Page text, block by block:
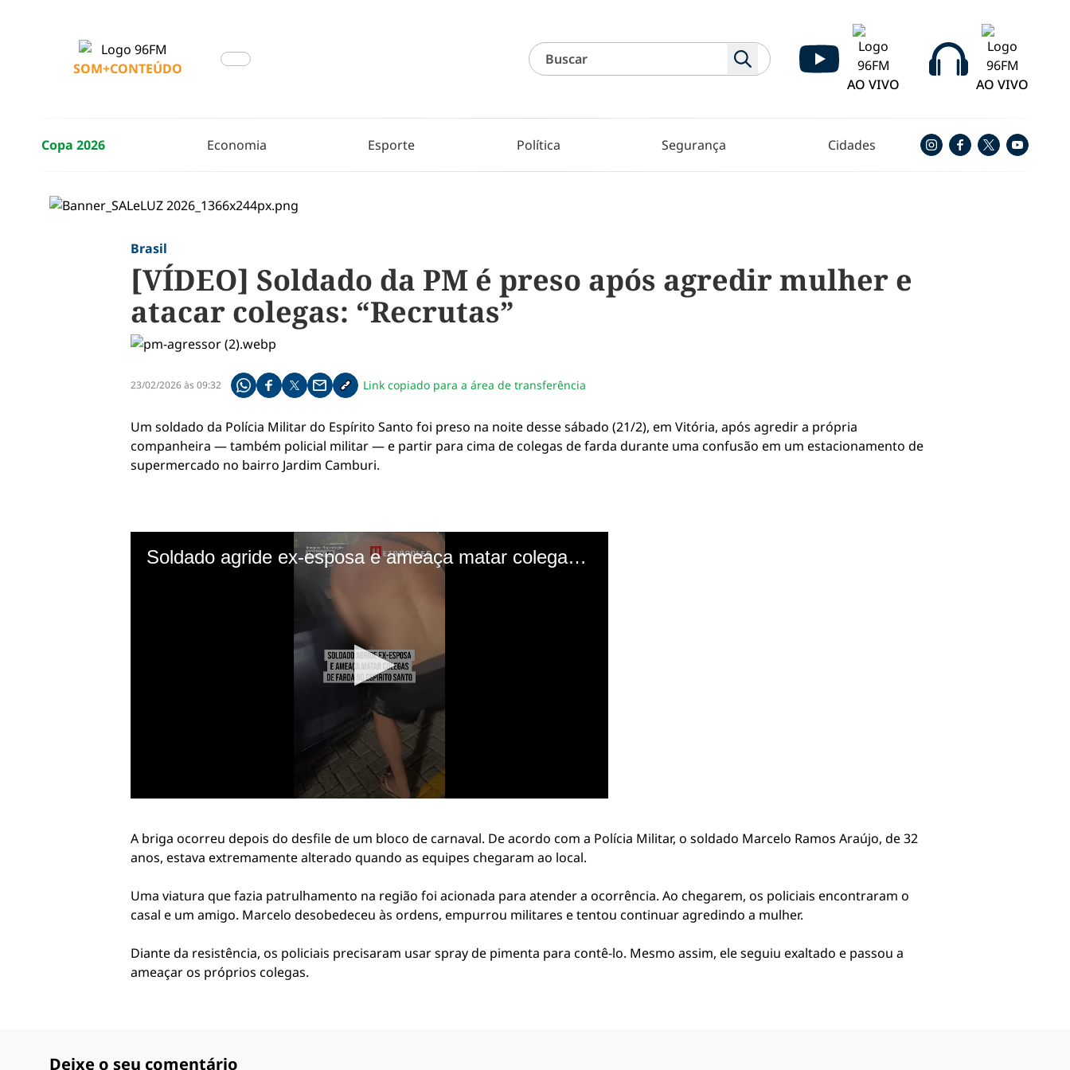
SOM+CONTEÚDO
AO VIVO
AO VIVO
Copa 2026 Economia Esporte Política Segurança Cidades
Brasil
[VÍDEO] Soldado da PM é preso após agredir mulher e
atacar colegas: “Recrutas”
23/02/2026 às 09:32 Compartilhe pelo whatsapp
Compartilhar no facebook
Compartilhar no twitter
Compartilhe pelo email
Copiar link da notícia
Link copiado para a área de transferência
Um soldado da Polícia Militar do Espírito Santo foi preso na noite desse sábado (21/2), em Vitória, após agredir a própria
companheira — também policial militar — e partir para cima de colegas de farda durante uma confusão em um estacionamento de
supermercado no bairro Jardim Camburi.
A briga ocorreu depois do desfile de um bloco de carnaval. De acordo com a Polícia Militar, o soldado Marcelo Ramos Araújo, de 32
anos, estava extremamente alterado quando as equipes chegaram ao local.
Uma viatura que fazia patrulhamento na região foi acionada para atender a ocorrência. Ao chegarem, os policiais encontraram o
casal e um amigo. Marcelo desobedeceu às ordens, empurrou militares e tentou continuar agredindo a mulher.
Diante da resistência, os policiais precisaram usar spray de pimenta para contê-lo. Mesmo assim, ele seguiu exaltado e passou a
ameaçar os próprios colegas.
Deixe o seu comentário